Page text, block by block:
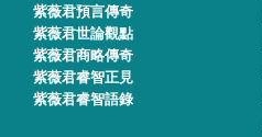
紫薇君預言傳奇
紫薇君世論觀點
紫薇君商略傳奇
紫薇君睿智正見
紫薇君睿智語錄